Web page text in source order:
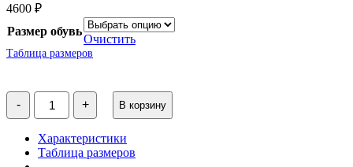
4600 ₽
Размер обувь
Очистить
Таблица размеров
-
Количество
товара
Ботинки
демисезонные
для
девочки
+ В корзину
Характеристики
Таблица размеров